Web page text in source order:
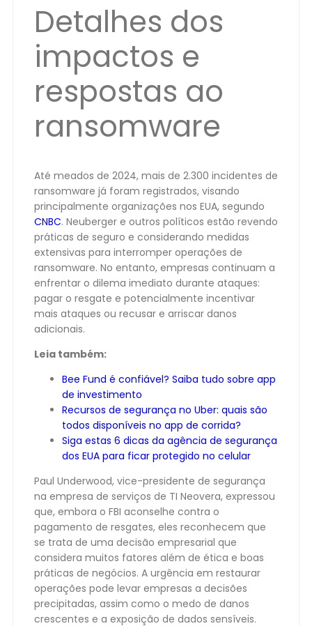
Detalhes dos
impactos e
respostas ao
ransomware
Até meados de 2024, mais de 2.300 incidentes de
ransomware já foram registrados, visando
principalmente organizações nos EUA, segundo
CNBC. Neuberger e outros políticos estão revendo
práticas de seguro e considerando medidas
extensivas para interromper operações de
ransomware. No entanto, empresas continuam a
enfrentar o dilema imediato durante ataques:
pagar o resgate e potencialmente incentivar
mais ataques ou recusar e arriscar danos
adicionais.
Leia também:
Bee Fund é confiável? Saiba tudo sobre app
de investimento
Recursos de segurança no Uber: quais são
todos disponíveis no app de corrida?
Siga estas 6 dicas da agência de segurança
dos EUA para ficar protegido no celular
Paul Underwood, vice-presidente de segurança
na empresa de serviços de TI Neovera, expressou
que, embora o FBI aconselhe contra o
pagamento de resgates, eles reconhecem que
se trata de uma decisão empresarial que
considera muitos fatores além de ética e boas
práticas de negócios. A urgência em restaurar
operações pode levar empresas a decisões
precipitadas, assim como o medo de danos
crescentes e a exposição de dados sensíveis.